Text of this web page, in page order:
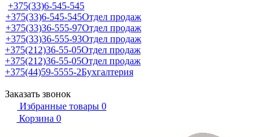
+375(33)6-545-545
+375(33)6-545-545Отдел продаж
+375(33)36-555-97Отдел продаж
+375(33)36-555-93Отдел продаж
+375(212)36-55-05Отдел продаж
+375(212)36-55-05Отдел продаж
+375(44)59-5555-2Бухгалтерия
Заказать звонок
Избранные товары 0
Корзина 0